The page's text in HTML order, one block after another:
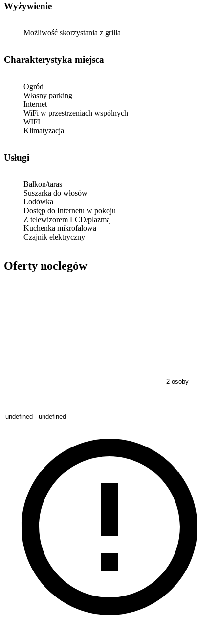
Oferty noclegów
2 osoby
Wyżywienie
Możliwość skorzystania z grilla
Charakterystyka miejsca
Ogród
Własny parking
Internet
WiFi w przestrzeniach wspólnych
WIFI
Klimatyzacja
Usługi
Balkon/taras
Suszarka do włosów
Lodówka
Dostęp do Internetu w pokoju
Z telewizorem LCD/plazmą
Kuchenka mikrofalowa
Czajnik elektryczny